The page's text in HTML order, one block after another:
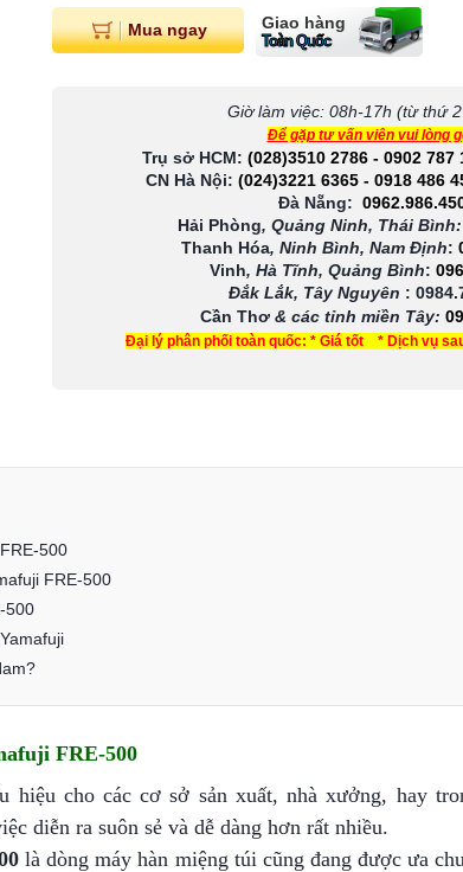
Mua ngay Giao hàng
Toàn Quốc
Giờ làm việc: 08h-17h (từ thứ
Để gặp tư vấn viên vui lòng
Trụ sở HCM: (028)3510 2786 - 0902 787
CN Hà Nội: (024)3221 6365 - 0918 486
Đà Nẵng:
Hải Phòng, Quảng Ninh, Thái Bình:
Thanh Hóa, Ninh Bình, Nam Định:
Vinh, Hà Tĩnh, Quảng Bình:
Đắk Lắk, Tây Nguyên :
Cần Thơ & các tỉnh miền Tây:
Đại lý phân phối toàn quốc: * Giá tốt * Dịch vụ
500
FRE-500
500
FRE-500
cho các cơ sở sản xuất, nhà xưởng, hay
diễn ra suôn sẻ và dễ dàng hơn rất nhiều.
là dòng máy hàn miệng túi cũng đang được ưa